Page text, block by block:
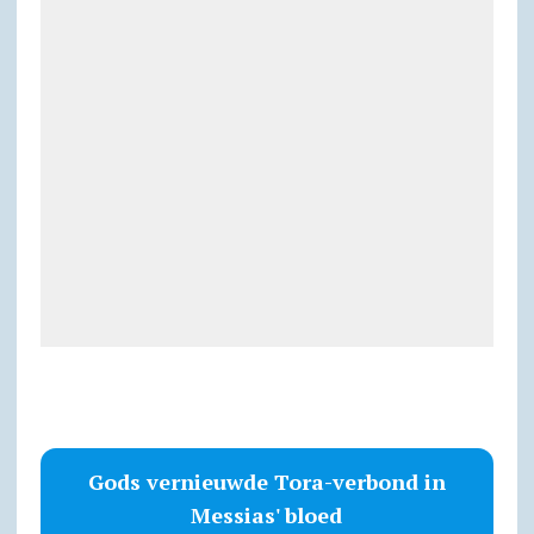
Gods vernieuwde Tora-verbond in
Messias' bloed